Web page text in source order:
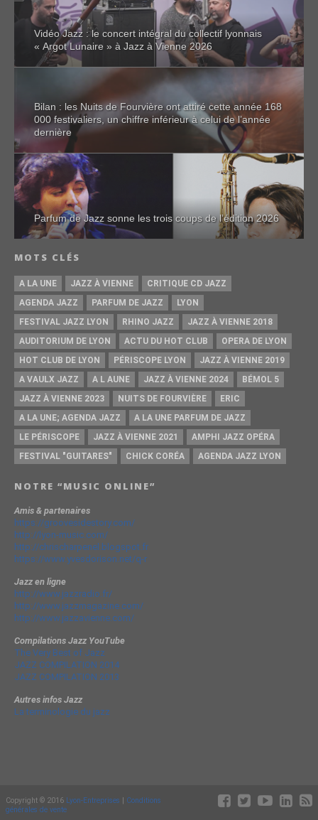
Vidéo Jazz : le concert intégral du collectif lyonnais
« Argot Lunaire » à Jazz à Vienne 2026
Bilan : les Nuits de Fourvière ont attiré cette année 168
000 festivaliers, un chiffre inférieur à celui de l’année
dernière
Parfum de Jazz sonne les trois coups de l’édition 2026
MOTS CLÉS
A LA UNE JAZZ À VIENNE
CRITIQUE CD JAZZ
AGENDA JAZZ
PARFUM DE JAZZ
LYON
FESTIVAL JAZZ LYON
RHINO JAZZ
JAZZ À VIENNE 2018
AUDITORIUM DE LYON
ACTU DU HOT CLUB
OPERA DE LYON
HOT CLUB DE LYON
PÉRISCOPE LYON
JAZZ À VIENNE 2019
A VAULX JAZZ
A L AUNE JAZZ À VIENNE 2024
BÉMOL 5
JAZZ À VIENNE 2023
NUITS DE FOURVIÈRE
ERIC
A LA UNE; AGENDA JAZZ
A LA UNE PARFUM DE JAZZ
LE PÉRISCOPE
JAZZ À VIENNE 2021
AMPHI JAZZ OPÉRA
FESTIVAL "GUITARES"
CHICK CORÉA AGENDA JAZZ LYON
NOTRE “MUSIC ONLINE”
Amis & partenaires
https://groovesidestory.com/
http://lyon-music.com/
http://chrischarpenel.blogspot.fr
https://www.yvesdorison.net/q-r
Jazz en ligne
http://www.jazzradio.fr/
http://www.jazzmagazine.com/
http://www.jazzavienne.com/
Compilations Jazz YouTube
The Very Best of Jazz
JAZZ COMPILATION 2014
JAZZ COMPILATION 2013
Autres infos Jazz
La terminologie du jazz
Copyright © 2016 Lyon-Entreprises
Conditions
générales de vente